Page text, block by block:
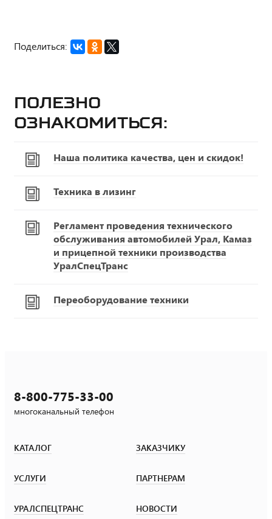
Поделиться:
Полезно
ознакомиться:
Наша политика качества, цен и скидок!
Техника в лизинг
Регламент проведения технического
обслуживания автомобилей Урал, Камаз
и прицепной техники производства
УралСпецТранс
Переоборудование техники
8-800-775-33-00
многоканальный телефон
КАТАЛОГ ЗАКАЗЧИКУ
УСЛУГИ ПАРТНЕРАМ
УРАЛСПЕЦТРАНС НОВОСТИ